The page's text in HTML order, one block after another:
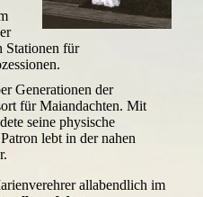
Stationen für
Generationen der
für Maiandachten. Mit
seine physische
lebt in der nahen
allabendlich im